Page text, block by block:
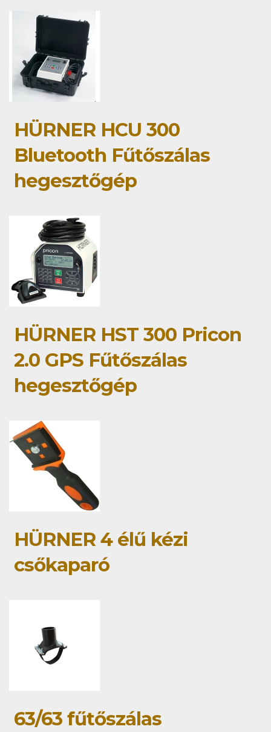
HÜRNER HCU 300
Bluetooth Fűtőszálas
hegesztőgép
HÜRNER HST 300 Pricon
2.0 GPS Fűtőszálas
hegesztőgép
HÜRNER 4 élű kézi
csőkaparó
63/63 fűtőszálas